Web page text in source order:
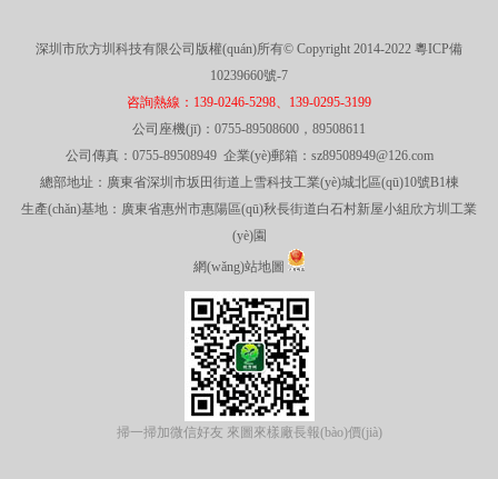
深圳市欣方圳科技有限公司版權(quán)所有© Copyright 2014-2022 粵ICP備
10239660號-7
咨詢熱線：139-0246-5298、139-0295-3199
公司座機(jī)：0755-89508600，89508611
公司傳真：0755-89508949 企業(yè)郵箱：sz89508949@126.com
總部地址：廣東省深圳市坂田街道上雪科技工業(yè)城北區(qū)10號B1棟
生產(chǎn)基地：廣東省惠州市惠陽區(qū)秋長街道白石村新屋小組欣方圳工業
(yè)園
網(wǎng)站地圖
掃一掃加微信好友 來圖來樣廠長報(bào)價(jià)